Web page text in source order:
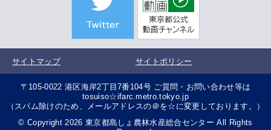
サイトマップ サイトポリシー
〒105-0022 港区海岸2丁目7番104号 ご質問・お問い合わせ等は
tosuiso☆ifarc.metro.tokyo.jp
（スパム除けのため、メールアドレスの＠を☆に変更しております。）
© Copyright 2026 東京都島しょ農林水産総合センター All Rights